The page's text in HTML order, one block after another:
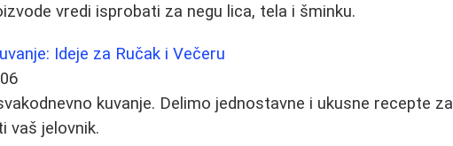
vredi isprobati za negu lica, tela i šminku.
Ideje za Ručak i Večeru
kuvanje. Delimo jednostavne i ukusne recepte za
vaš jelovnik.